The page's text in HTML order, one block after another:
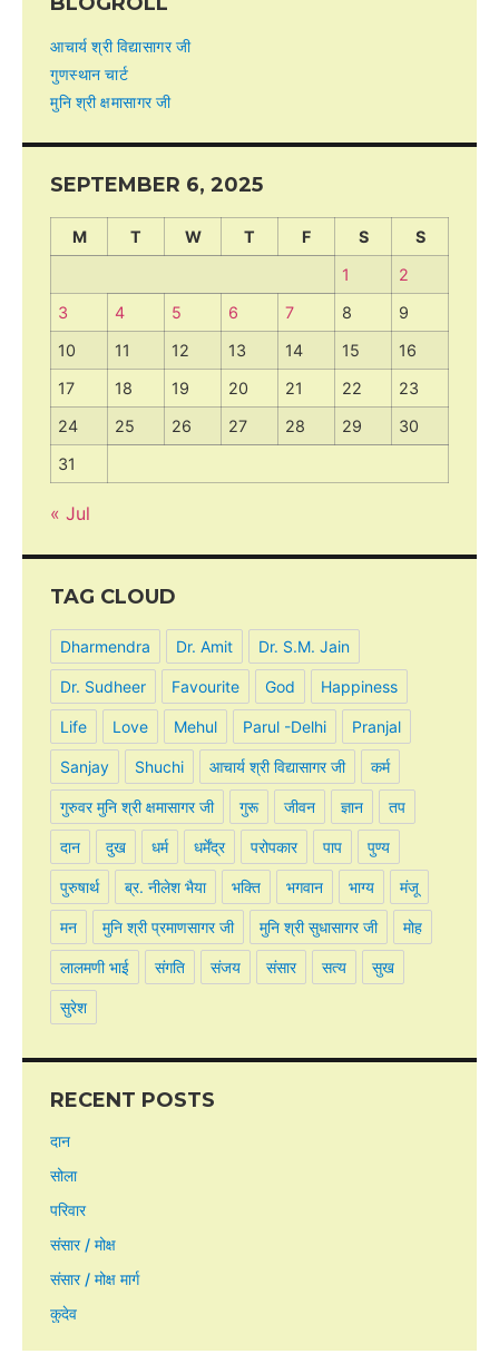
आचार्य श्री विद्यासागर जी
गुणस्थान चार्ट
मुनि श्री क्षमासागर जी
SEPTEMBER 6, 2025
M T W T F S
S
1
2
3
4 5 6 7 8
9
10
11 12 13 14 15
16
17
18 19 20 21 22
23
24
25 26 27 28 29
30
31
« Jul
TAG CLOUD
Dharmendra Dr. Amit Dr. S.M. Jain
Dr. Sudheer Favourite God Happiness
Life Love Mehul Parul -Delhi Pranjal
Sanjay Shuchi आचार्य श्री विद्यासागर जी कर्म
गुरुवर मुनि श्री क्षमासागर जी गुरू जीवन ज्ञान तप
दान दुख धर्म धर्मेंद्र परोपकार पाप पुण्य
पुरुषार्थ ब्र. नीलेश भैया भक्ति भगवान भाग्य मंजू
मन मुनि श्री प्रमाणसागर जी मुनि श्री सुधासागर जी मोह
लालमणी भाई संगति संजय संसार सत्य सुख
सुरेश
RECENT POSTS
दान
सोला
परिवार
संसार / मोक्ष
संसार / मोक्ष मार्ग
कुदेव